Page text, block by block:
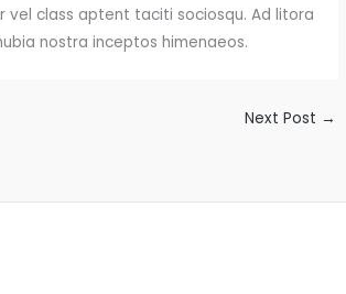
vel class aptent taciti sociosqu. Ad litora
nostra inceptos himenaeos.
Next Post →